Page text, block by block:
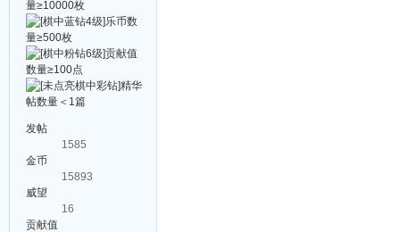
发帖
1585
金币
15893
威望
16
贡献值